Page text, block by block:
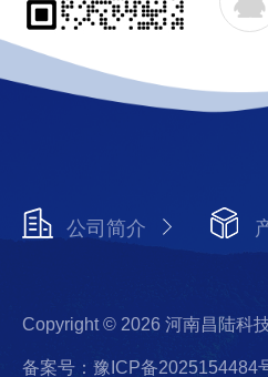
公司简介
Copyright © 2026 河南昌陆科
备案号：豫ICP备2025154484